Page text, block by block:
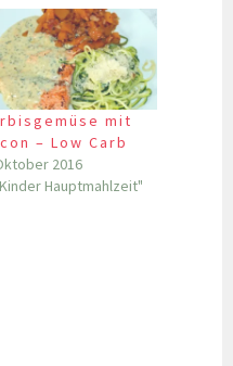
mit
– Low Carb
2016
Hauptmahlzeit"